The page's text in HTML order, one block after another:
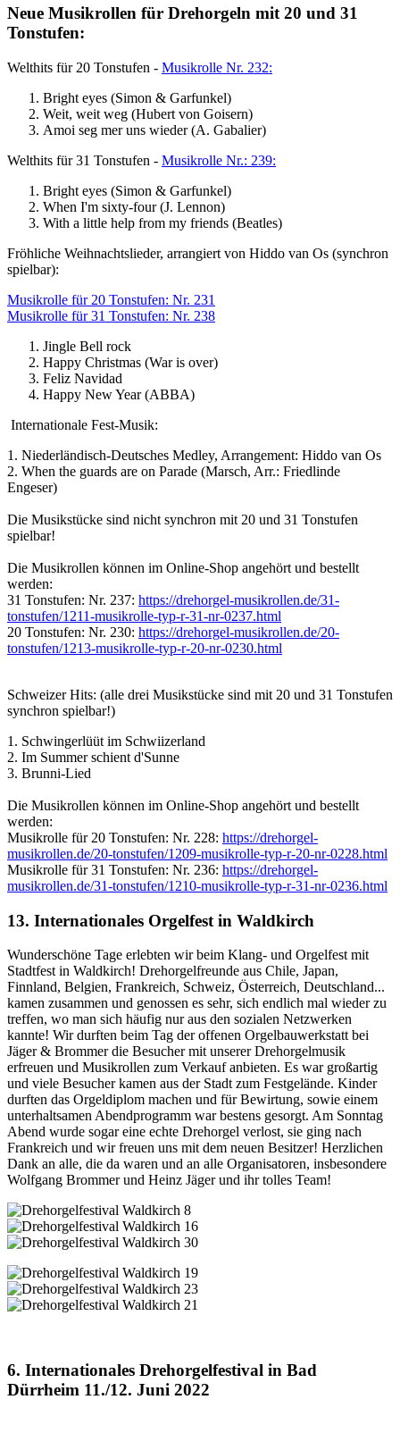
Neue Musikrollen für Drehorgeln mit 20 und 31
Tonstufen:
Welthits für 20 Tonstufen - Musikrolle Nr. 232:
Bright eyes (Simon & Garfunkel)
Weit, weit weg (Hubert von Goisern)
Amoi seg mer uns wieder (A. Gabalier)
Welthits für 31 Tonstufen - Musikrolle Nr.: 239:
Bright eyes (Simon & Garfunkel)
When I'm sixty-four (J. Lennon)
With a little help from my friends (Beatles)
Fröhliche Weihnachtslieder, arrangiert von Hiddo van Os (synchron
spielbar):
Musikrolle für 20 Tonstufen: Nr. 231
Musikrolle für 31 Tonstufen: Nr. 238
Jingle Bell rock
Happy Christmas (War is over)
Feliz Navidad
Happy New Year (ABBA)
Internationale Fest-Musik:
1. Niederländisch-Deutsches Medley, Arrangement: Hiddo van Os
2. When the guards are on Parade (Marsch, Arr.: Friedlinde
Engeser)
Die Musikstücke sind nicht synchron mit 20 und 31 Tonstufen
spielbar!
Die Musikrollen können im Online-Shop angehört und bestellt
werden:
31 Tonstufen: Nr. 237: https://drehorgel-musikrollen.de/31-
tonstufen/1211-musikrolle-typ-r-31-nr-0237.html
20 Tonstufen: Nr. 230: https://drehorgel-musikrollen.de/20-
tonstufen/1213-musikrolle-typ-r-20-nr-0230.html
Schweizer Hits: (alle drei Musikstücke sind mit 20 und 31 Tonstufen
synchron spielbar!)
1. Schwingerlüüt im Schwiizerland
2. Im Summer schient d'Sunne
3. Brunni-Lied
Die Musikrollen können im Online-Shop angehört und bestellt
werden:
Musikrolle für 20 Tonstufen: Nr. 228: https://drehorgel-
musikrollen.de/20-tonstufen/1209-musikrolle-typ-r-20-nr-0228.html
Musikrolle für 31 Tonstufen: Nr. 236: https://drehorgel-
musikrollen.de/31-tonstufen/1210-musikrolle-typ-r-31-nr-0236.html
13. Internationales Orgelfest in Waldkirch
Wunderschöne Tage erlebten wir beim Klang- und Orgelfest mit
Stadtfest in Waldkirch! Drehorgelfreunde aus Chile, Japan,
Finnland, Belgien, Frankreich, Schweiz, Österreich, Deutschland...
kamen zusammen und genossen es sehr, sich endlich mal wieder zu
treffen, wo man sich häufig nur aus den sozialen Netzwerken
kannte! Wir durften beim Tag der offenen Orgelbauwerkstatt bei
Jäger & Brommer die Besucher mit unserer Drehorgelmusik
erfreuen und Musikrollen zum Verkauf anbieten. Es war großartig
und viele Besucher kamen aus der Stadt zum Festgelände. Kinder
durften das Orgeldiplom machen und für Bewirtung, sowie einem
unterhaltsamen Abendprogramm war bestens gesorgt. Am Sonntag
Abend wurde sogar eine echte Drehorgel verlost, sie ging nach
Frankreich und wir freuen uns mit dem neuen Besitzer! Herzlichen
Dank an alle, die da waren und an alle Organisatoren, insbesondere
Wolfgang Brommer und Heinz Jäger und ihr tolles Team!
6. Internationales Drehorgelfestival in Bad
Dürrheim 11./12. Juni 2022